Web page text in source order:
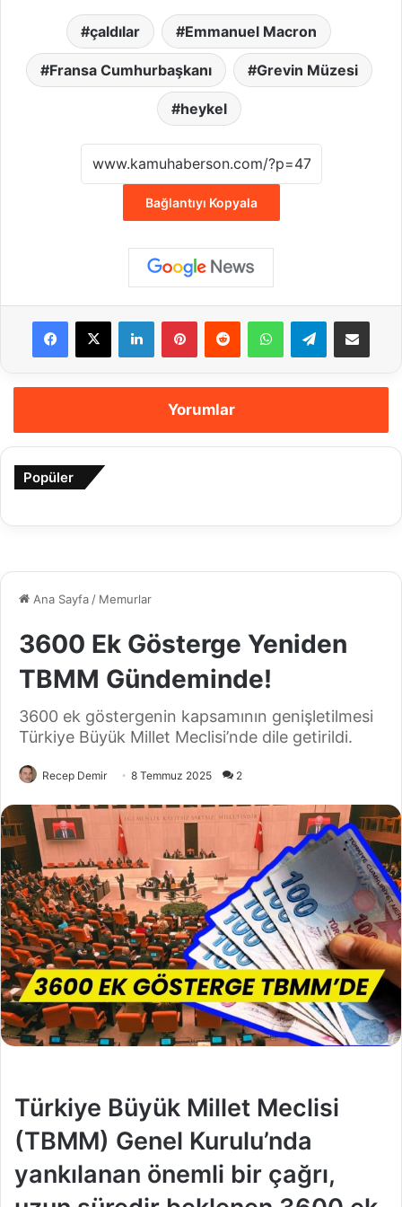
çaldılar Emmanuel Macron
Fransa Cumhurbaşkanı Grevin Müzesi
heykel
Bağlantıyı Kopyala
Facebook
X LinkedInPinterestReddit WhatsAppTelegramE-Posta ile
Yorumlar
Popüler